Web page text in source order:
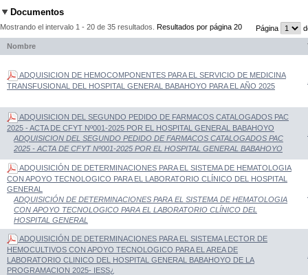
Documentos
Mostrando el intervalo 1 - 20 de 35 resultados. Resultados por página 20 Página
Nombre
ADQUISICION DE HEMOCOMPONENTES PARA EL SERVICIO DE MEDICINA
TRANSFUSIONAL DEL HOSPITAL GENERAL BABAHOYO PARA EL AÑO 2025
ADQUISICION DEL SEGUNDO PEDIDO DE FARMACOS CATALOGADOS PAC
2025 - ACTA DE CFYT Nº001-2025 POR EL HOSPITAL GENERAL BABAHOYO
ADQUISICION DEL SEGUNDO PEDIDO DE FARMACOS CATALOGADOS PAC
2025 - ACTA DE CFYT Nº001-2025 POR EL HOSPITAL GENERAL BABAHOYO
ADQUISICIÓN DE DETERMINACIONES PARA EL SISTEMA DE HEMATOLOGIA
CON APOYO TECNOLOGICO PARA EL LABORATORIO CLÍNICO DEL HOSPITAL
GENERAL
ADQUISICIÓN DE DETERMINACIONES PARA EL SISTEMA DE HEMATOLOGIA
CON APOYO TECNOLOGICO PARA EL LABORATORIO CLÍNICO DEL
HOSPITAL GENERAL
ADQUISICIÓN DE DETERMINACIONES PARA EL SISTEMA LECTOR DE
HEMOCULTIVOS CON APOYO TECNOLOGICO PARA EL AREA DE
LABORATORIO CLINICO DEL HOSPITAL GENERAL BABAHOYO DE LA
PROGRAMACION 2025- IESS¿